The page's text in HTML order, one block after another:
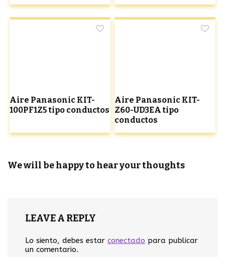
Aire Panasonic KIT-
100PF1Z5 tipo conductos
Aire Panasonic KIT-
Z60-UD3EA tipo
conductos
We will be happy to hear your thoughts
LEAVE A REPLY
Lo siento, debes estar conectado para publicar
un comentario.